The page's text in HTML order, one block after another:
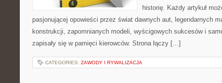
historię. Każdy artykuł
pasjonującej opowieści przez świat dawnych aut, legendarnych
konstrukcji, zapomnianych modeli, wyścigowych sukcesów i
zapisały się w pamięci kierowców. Strona łączy […]
CATEGORIES: ZAWODY I RYWALIZACJA